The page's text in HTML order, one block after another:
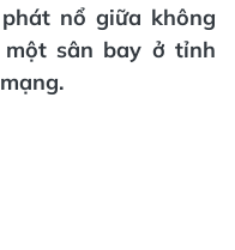
nổ giữa không
sân bay ở tỉnh